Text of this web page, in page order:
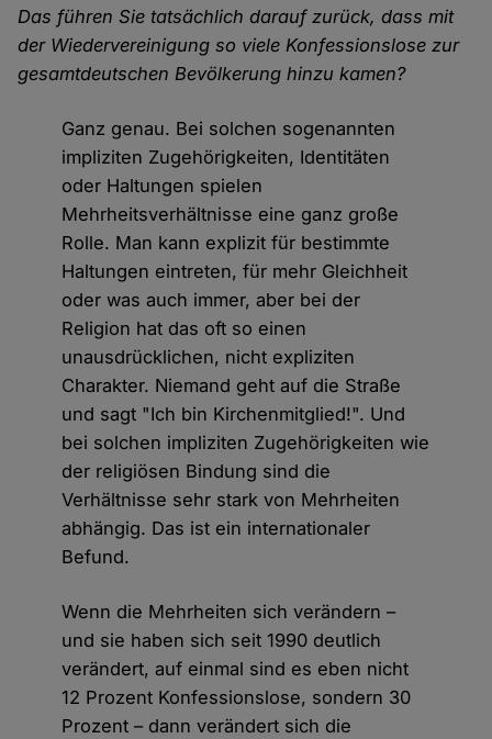
Das führen Sie tatsächlich darauf zurück, dass mit
der Wiedervereinigung so viele Konfessionslose zur
gesamtdeutschen Bevölkerung hinzu kamen?
Ganz genau. Bei solchen sogenannten
impliziten Zugehörigkeiten, Identitäten
oder Haltungen spielen
Mehrheitsverhältnisse eine ganz große
Rolle. Man kann explizit für bestimmte
Haltungen eintreten, für mehr Gleichheit
oder was auch immer, aber bei der
Religion hat das oft so einen
unausdrücklichen, nicht expliziten
Charakter. Niemand geht auf die Straße
und sagt "Ich bin Kirchenmitglied!". Und
bei solchen impliziten Zugehörigkeiten wie
der religiösen Bindung sind die
Verhältnisse sehr stark von Mehrheiten
abhängig. Das ist ein internationaler
Befund.
Wenn die Mehrheiten sich verändern –
und sie haben sich seit 1990 deutlich
verändert, auf einmal sind es eben nicht
12 Prozent Konfessionslose, sondern 30
Prozent – dann verändert sich die